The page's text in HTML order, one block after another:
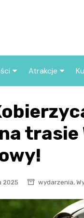
wpisy
Atrakcje
we Wrocławiu
Co warto
Wrocławiu?
trasie
2025 wydarzenia,